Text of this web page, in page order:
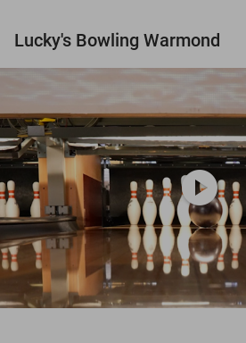
Lucky's Bowling Warmond
play_circle